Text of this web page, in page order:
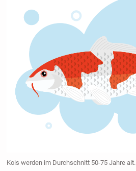
Kois werden im Durchschnitt 50-75 Jahre alt.